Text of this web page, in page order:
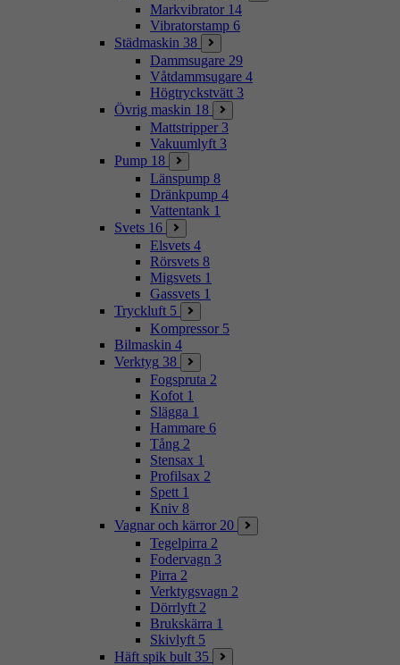
Markvibrator 14
Vibratorstamp 6
Städmaskin 38
Dammsugare 29
Våtdammsugare 4
Högtryckstvätt 3
Övrig maskin 18
Mattstripper 3
Vakuumlyft 3
Pump 18
Länspump 8
Dränkpump 4
Vattentank 1
Svets 16
Elsvets 4
Rörsvets 8
Migsvets 1
Gassvets 1
Tryckluft 5
Kompressor 5
Bilmaskin 4
Verktyg 38
Fogspruta 2
Kofot 1
Slägga 1
Hammare 6
Tång 2
Stensax 1
Profilsax 2
Spett 1
Kniv 8
Vagnar och kärror 20
Tegelpirra 2
Fodervagn 3
Pirra 2
Verktygsvagn 2
Dörrlyft 2
Brukskärra 1
Skivlyft 5
Häft spik bult 35